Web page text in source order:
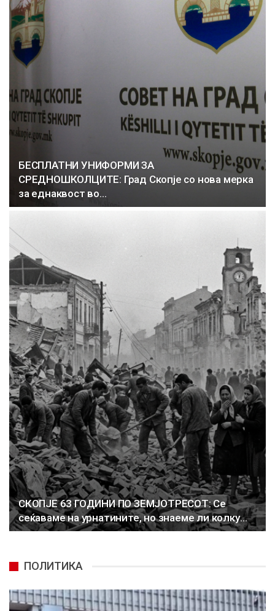
БЕСПЛАТНИ УНИФОРМИ ЗА
СРЕДНОШКОЛЦИТЕ: Град Скопје со нова мерка
за еднаквост во…
СКОПЈЕ 63 ГОДИНИ ПО ЗЕМЈОТРЕСОТ: Се
сеќаваме на урнатините, но знаеме ли колку…
ПОЛИТИКА